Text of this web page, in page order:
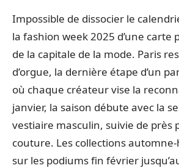
Impossible de dissocier le
la fashion week 2025 d’une carte
de la capitale de la mode. Paris
d’orgue, la dernière étape d’un
où chaque créateur vise la
janvier, la saison débute avec la
vestiaire masculin, suivie de près
couture. Les collections
sur les podiums fin février